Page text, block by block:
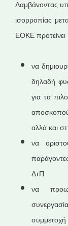
Λαμβάνοντας
ισορροπίας
ΕΟΚΕ
να
δηλαδή
για τα
αλλά και
να
ΔτΠ
να